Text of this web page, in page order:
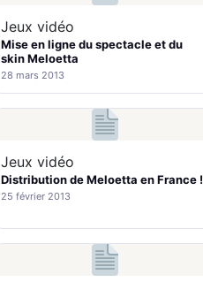
Jeux vidéo
Mise en ligne du spectacle et du
skin Meloetta
28 mars 2013
Jeux vidéo
Distribution de Meloetta en France !
25 février 2013